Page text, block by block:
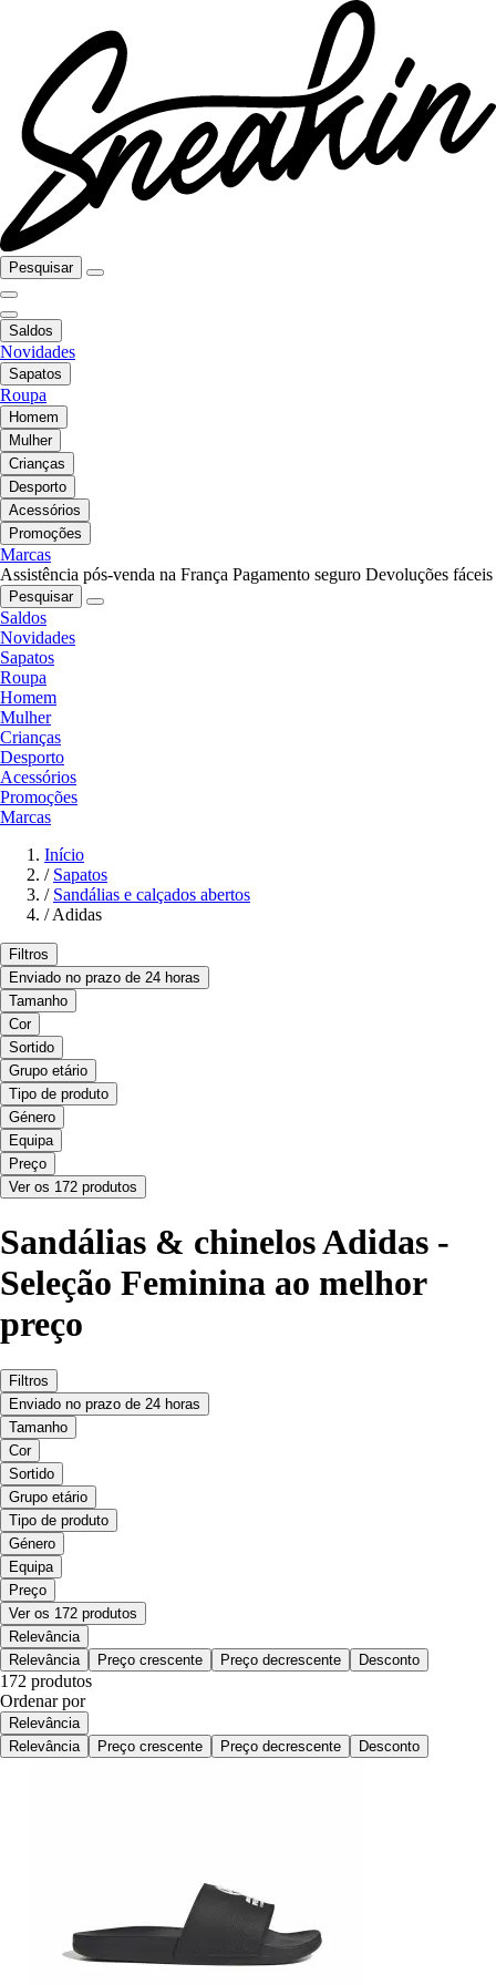
Pesquisar
Saldos
Novidades
Sapatos
Roupa
Homem
Mulher
Crianças
Desporto
Acessórios
Promoções
Marcas
Assistência pós-venda na França Pagamento seguro Devoluções fáceis
Pesquisar
Saldos
Novidades
Sapatos
Roupa
Homem
Mulher
Crianças
Desporto
Acessórios
Promoções
Marcas
Início
/ Sapatos
/ Sandálias e calçados abertos
/ Adidas
Filtros
Enviado no prazo de 24 horas
Tamanho
Cor
Sortido
Grupo etário
Tipo de produto
Género
Equipa
Preço
Ver os 172 produtos
Sandálias & chinelos Adidas -
Seleção Feminina ao melhor
preço
Filtros
Enviado no prazo de 24 horas
Tamanho
Cor
Sortido
Grupo etário
Tipo de produto
Género
Equipa
Preço
Ver os 172 produtos
Relevância
Relevância
Preço crescente Preço decrescente Desconto
172 produtos
Ordenar por
Relevância
Relevância
Preço crescente Preço decrescente Desconto